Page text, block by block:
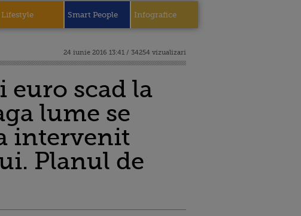
Lifestyle Smart People Infografice
24 iunie 2016 13:41 / 34254 vizualizari
euro scad la
lume se
intervenit
Planul de